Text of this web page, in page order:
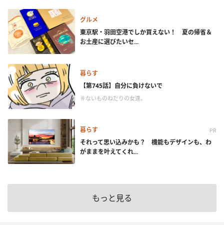
グルメ
東京駅・羽田空港でしか買えない！ 夏の帰省＆
お土産に選びたいセ...
暮らす
【第745話】自分に負けないで
＃ないものねだりの女達。
暮らす PR
それって思い込みかも？ 機能もデザインも、わ
がままを叶えてくれ...
もっと見る